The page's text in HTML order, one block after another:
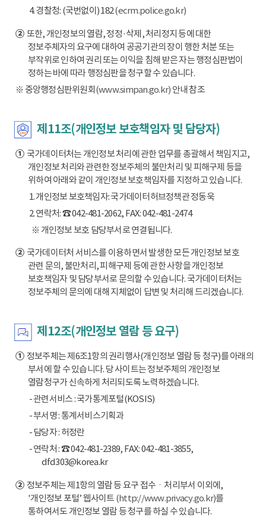
4. 경찰청: (국번없이) 182(ecrm.police.go.kr)
②또한, 개인정보의 열람, 정정·삭제, 처리정지 등에 대한
정보주체자의 요구에 대하여 공공기관의 장이 행한 처분 또는
부작위로 인하여 권리 또는 이익을 침해 받은 자는 행정심판법이
정하는 바에 따라 행정심판을 청구할 수 있습니다.
※ 중앙행정심판위원회(www.simpan.go.kr) 안내 참조
제11조(개인정보 보호책임자 및 담당자)
①국가데이터처는 개인정보 처리에 관한 업무를 총괄해서 책임지고,
개인정보 처리와 관련한 정보주체의 불만처리 및 피해구제 등을
위하여 아래와 같이 개인정보 보호책임자를 지정하고 있습니다.
1. 개인정보 보호책임자: 국가데이터허브정책관 정동욱
2. 연락처: ☎ 042-481-2062, FAX: 042-481-2474
※ 개인정보 보호 담당부서로 연결됩니다.
②국가데이터처 서비스를 이용하면서 발생한 모든 개인정보 보호
관련 문의, 불만처리, 피해구제 등에 관한 사항을 개인정보
보호책임자 및 담당부서로 문의할 수 있습니다. 국가데이터처는
정보주체의 문의에 대해 지체없이 답변 및 처리해 드리겠습니다.
제12조(개인정보 열람 등 요구)
①정보주체는 제6조1항의 권리행사(개인정보 열람 등 청구)를 아래의
부서에 할 수 있습니다. 당 사이트는 정보주체의 개인정보
열람청구가 신속하게 처리되도록 노력하겠습니다.
- 관련서비스 : 국가통계포털(KOSIS)
- 부서명 : 통계서비스기획과
- 담당자 : 허정란
- 연락처 : ☎ 042-481-2389, FAX: 042-481-3855,
dfd303@korea.kr
②정보주체는 제1항의 열람 등 요구 접수ㆍ처리부서 이외에,
'개인정보 포털’ 웹사이트 (http://www.privacy.go.kr)를
통하여서도 개인정보 열람 등 청구를 하실 수 있습니다.